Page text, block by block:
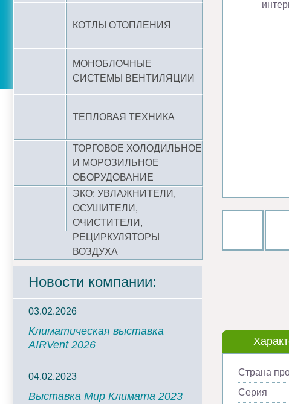
КОТЛЫ ОТОПЛЕНИЯ
МОНОБЛОЧНЫЕ
СИСТЕМЫ ВЕНТИЛЯЦИИ
ТЕПЛОВАЯ ТЕХНИКА
ТОРГОВОЕ ХОЛОДИЛЬНОЕ
И МОРОЗИЛЬНОЕ
ОБОРУДОВАНИЕ
ЭКО: УВЛАЖНИТЕЛИ,
ОСУШИТЕЛИ,
ОЧИСТИТЕЛИ,
РЕЦИРКУЛЯТОРЫ
ВОЗДУХА
Новости компании:
03.02.2026
Климатическая выставка
AIRVent 2026
04.02.2023
Выставка Мир Климата 2023
Страна
Серия